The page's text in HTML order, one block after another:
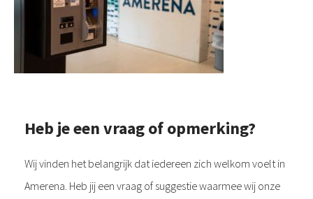
Heb je een vraag of opmerking?
Wij vinden het belangrijk dat iedereen zich welkom voelt in
Amerena. Heb jij een vraag of suggestie waarmee wij onze